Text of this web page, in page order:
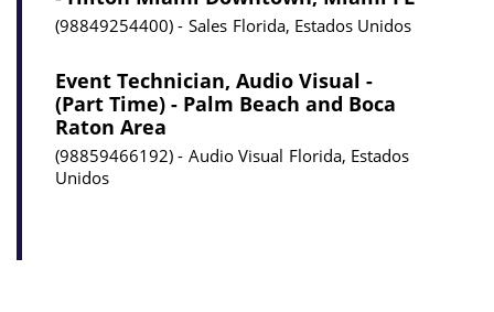
98849254400 Sales Florida, Estados Unidos
Event Technician, Audio Visual -
(Part Time) - Palm Beach and Boca
Raton Area
98859466192 Audio Visual Florida, Estados
Unidos